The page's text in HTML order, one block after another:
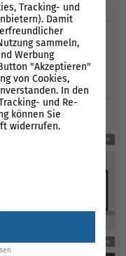
News
Tracking- und
Damit
sammeln,
Werbung
"Akzeptieren"
von Cookies,
In den
und Re-
können Sie
widerrufen.
für die eine